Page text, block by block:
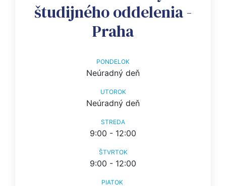
študijného oddelenia -
Praha
PONDELOK
Neúradný deň
UTOROK
Neúradný deň
STREDA
9:00 - 12:00
ŠTVRTOK
9:00 - 12:00
PIATOK